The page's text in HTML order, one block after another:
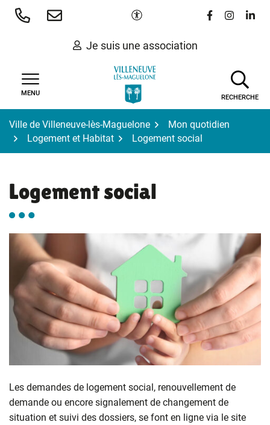
Aller
Paramètres d'accessibilité
Lien vers le
Lien vers
Lien
Je suis une association
MENU
RECHERCHE
Ville de Villeneuve-lès-Maguelone
Mon quotidien
Logement et Habitat
Logement social
Logement social
Les demandes de logement social, renouvellement de
demande ou encore signalement de changement de
situation et suivi des dossiers, se font en ligne via le site